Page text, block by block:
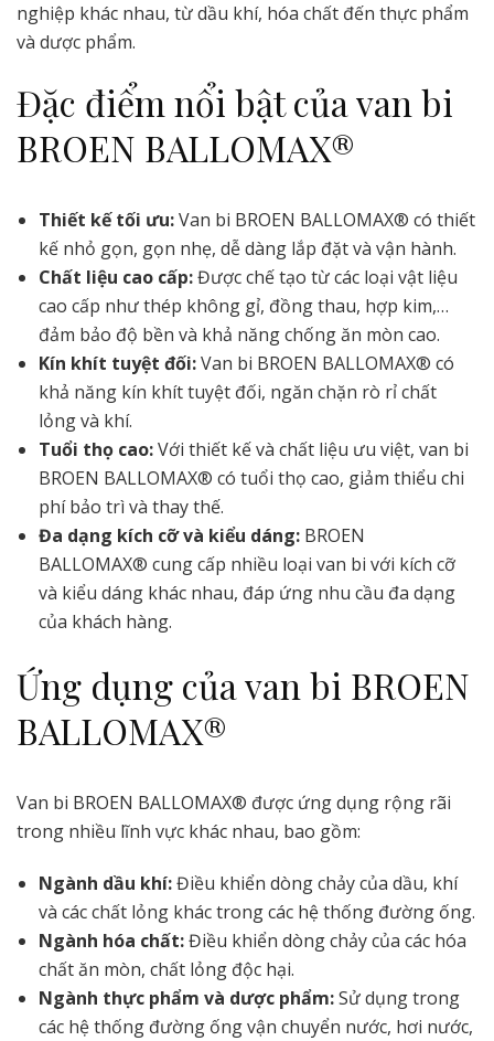
nghiệp khác nhau, từ dầu khí, hóa chất đến thực phẩm
và dược phẩm.
Đặc điểm nổi bật của van bi
BROEN BALLOMAX®
Thiết kế tối ưu:Van bi BROEN BALLOMAX® có thiết
kế nhỏ gọn, gọn nhẹ, dễ dàng lắp đặt và vận hành.
Chất liệu cao cấp:Được chế tạo từ các loại vật liệu
cao cấp như thép không gỉ, đồng thau, hợp kim,…
đảm bảo độ bền và khả năng chống ăn mòn cao.
Kín khít tuyệt đối:Van bi BROEN BALLOMAX® có
khả năng kín khít tuyệt đối, ngăn chặn rò rỉ chất
lỏng và khí.
Tuổi thọ cao:Với thiết kế và chất liệu ưu việt, van bi
BROEN BALLOMAX® có tuổi thọ cao, giảm thiểu chi
phí bảo trì và thay thế.
Đa dạng kích cỡ và kiểu dáng: BROEN
BALLOMAX® cung cấp nhiều loại van bi với kích cỡ
và kiểu dáng khác nhau, đáp ứng nhu cầu đa dạng
của khách hàng.
Ứng dụng của van bi BROEN
BALLOMAX®
Van bi BROEN BALLOMAX® được ứng dụng rộng rãi
trong nhiều lĩnh vực khác nhau, bao gồm:
Ngành dầu khí:Điều khiển dòng chảy của dầu, khí
và các chất lỏng khác trong các hệ thống đường ống.
Ngành hóa chất:Điều khiển dòng chảy của các hóa
chất ăn mòn, chất lỏng độc hại.
Ngành thực phẩm và dược phẩm:Sử dụng trong
các hệ thống đường ống vận chuyển nước, hơi nước,